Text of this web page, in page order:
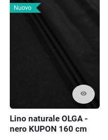
Nuovo
visibility
Lino naturale OLGA -
nero KUPON 160 cm